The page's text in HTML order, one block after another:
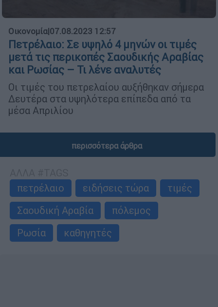
Οικονομία|07.08.2023 12:57
Πετρέλαιο: Σε υψηλό 4 μηνών οι τιμές
μετά τις περικοπές Σαουδικής Αραβίας
και Ρωσίας – Τι λένε αναλυτές
Oι τιμές του πετρελαίου αυξήθηκαν σήμερα
Δευτέρα στα υψηλότερα επίπεδα από τα
μέσα Απριλίου
περισσότερα άρθρα
πετρέλαιο
ειδήσεις τώρα
τιμές
Σαουδική Αραβία
πόλεμος
Ρωσία
καθηγητές